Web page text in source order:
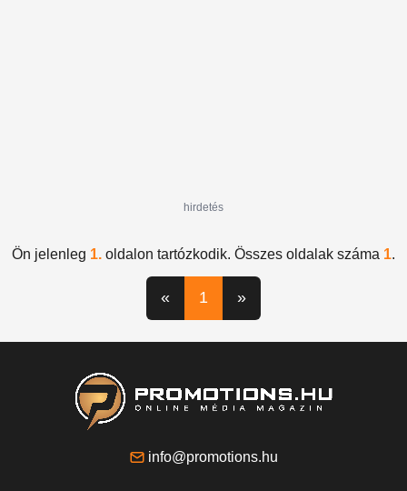
hirdetés
Ön jelenleg 1. oldalon tartózkodik. Összes oldalak száma 1.
« 1 »
info@promotions.hu